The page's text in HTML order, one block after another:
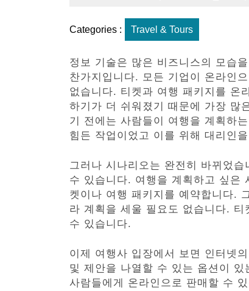
Categories : Travel & Tours
정보 기술은 많은 비즈니스의 모습
찬가지입니다. 모든 기업이 온라인
없습니다. 티켓과 여행 패키지를 온
하기가 더 쉬워졌기 때문에 가장 많
기 전에는 사람들이 여행을 계획하
힘든 작업이었고 이를 위해 대리인
그러나 시나리오는 완전히 바뀌었
수 있습니다. 여행을 계획하고 싶은
켓이나 여행 패키지를 예약합니다.
라 계획을 세울 필요도 없습니다.
수 있습니다.
이제 여행사 입장에서 보면 인터넷
및 제안을 나열할 수 있는 옵션이
사람들에게 온라인으로 판매할 수